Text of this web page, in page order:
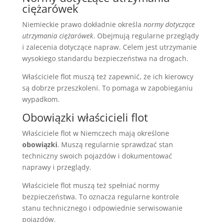
ciężarówek
Niemieckie prawo dokładnie określa normy dotyczące
utrzymania ciężarówek. Obejmują regularne przeglądy
i zalecenia dotyczące napraw. Celem jest utrzymanie
wysokiego standardu bezpieczeństwa na drogach.
Właściciele flot muszą też zapewnić, że ich kierowcy
są dobrze przeszkoleni. To pomaga w zapobieganiu
wypadkom.
Obowiązki właścicieli flot
Właściciele flot w Niemczech mają określone
obowiązki. Muszą regularnie sprawdzać stan
techniczny swoich pojazdów i dokumentować
naprawy i przeglądy.
Właściciele flot muszą też spełniać normy
bezpieczeństwa. To oznacza regularne kontrole
stanu technicznego i odpowiednie serwisowanie
pojazdów.